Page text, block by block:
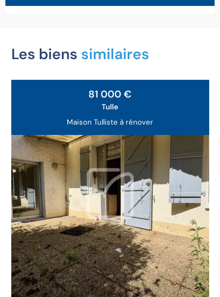
Les biens similaires
Maison Tulliste à rénover
81 000 €
Tulle